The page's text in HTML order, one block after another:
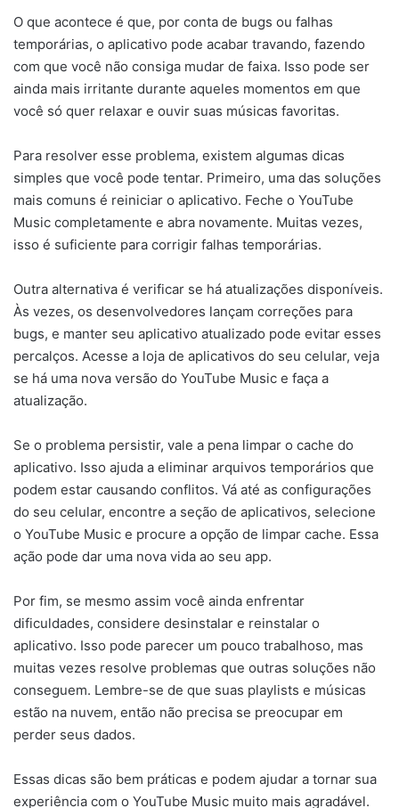
O que acontece é que, por conta de bugs ou falhas
temporárias, o aplicativo pode acabar travando, fazendo
com que você não consiga mudar de faixa. Isso pode ser
ainda mais irritante durante aqueles momentos em que
você só quer relaxar e ouvir suas músicas favoritas.
Para resolver esse problema, existem algumas dicas
simples que você pode tentar. Primeiro, uma das soluções
mais comuns é reiniciar o aplicativo. Feche o YouTube
Music completamente e abra novamente. Muitas vezes,
isso é suficiente para corrigir falhas temporárias.
Outra alternativa é verificar se há atualizações disponíveis.
Às vezes, os desenvolvedores lançam correções para
bugs, e manter seu aplicativo atualizado pode evitar esses
percalços. Acesse a loja de aplicativos do seu celular, veja
se há uma nova versão do YouTube Music e faça a
atualização.
Se o problema persistir, vale a pena limpar o cache do
aplicativo. Isso ajuda a eliminar arquivos temporários que
podem estar causando conflitos. Vá até as configurações
do seu celular, encontre a seção de aplicativos, selecione
o YouTube Music e procure a opção de limpar cache. Essa
ação pode dar uma nova vida ao seu app.
Por fim, se mesmo assim você ainda enfrentar
dificuldades, considere desinstalar e reinstalar o
aplicativo. Isso pode parecer um pouco trabalhoso, mas
muitas vezes resolve problemas que outras soluções não
conseguem. Lembre-se de que suas playlists e músicas
estão na nuvem, então não precisa se preocupar em
perder seus dados.
Essas dicas são bem práticas e podem ajudar a tornar sua
experiência com o YouTube Music muito mais agradável.